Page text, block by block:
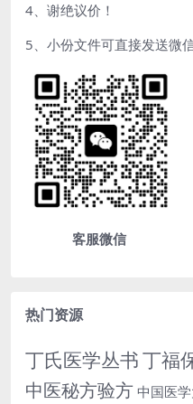
4、谢绝议价！
5、小份文件可直接发送微
客服微信
热门资源
丁氏医学丛书丁福
中医秘方验方 中国医